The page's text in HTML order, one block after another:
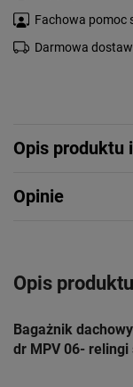
Fachowa pomoc
Darmowa
Opis produktu
Opinie
Opis
Bagażnik
dr MPV 06- relingi